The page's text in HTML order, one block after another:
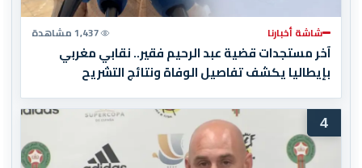
شاشة أخبارنا 1,437 مشاهدة
آخر مستجدات قضية عبد الرحيم فقير.. نقابي مغربي
بإيطاليا يكشف تفاصيل الوفاة ونتائج التشريح
4